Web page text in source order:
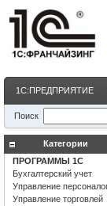
1С:ПРЕДПРИЯТИЕ
Поиск
Категории
ПРОГРАММЫ 1С
Бухгалтерский учет
Управление
Управление торговлей